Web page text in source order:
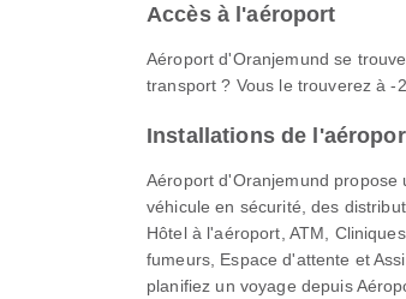
Accès à l'aéroport
Aéroport d'Oranjemund se
transport ? Vous le trouverez à -
Installations de
Aéroport d'Oranjemund
véhicule en sécurité, des
Hôtel à l'aéroport, ATM,
fumeurs, Espace d'attente et
planifiez un voyage depuis